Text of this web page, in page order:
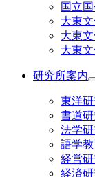
国立
大東
大東
大東
研究所案内
東洋
書道
法学
語学
経営
経済